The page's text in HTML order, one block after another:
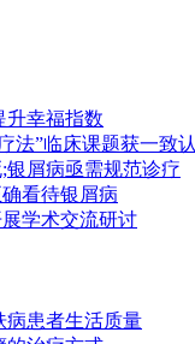
升幸福指数
法”临床课题获一致
银屑病亟需规范诊疗
看待银屑病
学术交流研讨
病患者生活质量